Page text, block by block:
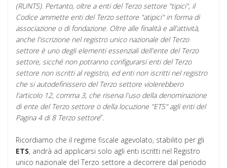
(RUNTS). Pertanto, oltre a enti del Terzo settore "tipici", il
Codice ammette enti del Terzo settore "atipici" in forma di
associazione o di fondazione. Oltre alle finalità e all'attività,
anche l'iscrizione nel registro unico nazionale del Terzo
settore è uno degli elementi essenziali dell'ente del Terzo
settore, sicché non potranno configurarsi enti del Terzo
settore non iscritti al registro, ed enti non iscritti nel registro
che si autodefinissero del Terzo settore violerebbero
l'articolo 12, comma 3, che riserva l'uso della denominazione
di ente del Terzo settore o della locuzione "ETS" agli enti del
Pagina 4 di 8 Terzo settore”.
Ricordiamo che il regime fiscale agevolato, stabilito per gli
ETS, andrà ad applicarsi solo agli enti iscritti nel Registro
unico nazionale del Terzo settore a decorrere dal periodo